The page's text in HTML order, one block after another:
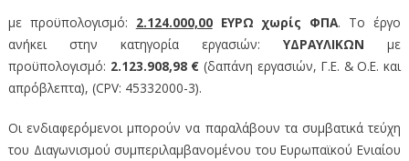
με προϋπολογισμό: 2.124.000,00 ΕΥΡΩ χωρίς ΦΠΑ. Το έργο
ανήκει στην κατηγορία εργασιών:ΥΔΡΑΥΛΙΚΩΝμε
προϋπολογισμό: 2.123.908,98 € (δαπάνη εργασιών, Γ.Ε. & Ο.Ε. και
απρόβλεπτα), (CPV: 45332000-3).
Οι ενδιαφερόμενοι μπορούν να παραλάβουν τα συμβατικά τεύχη
του Διαγωνισμού συμπεριλαμβανομένου του Ευρωπαϊκού Ενιαίου